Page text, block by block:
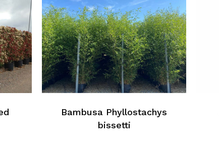
Bambusa Phyllostachys
bissetti